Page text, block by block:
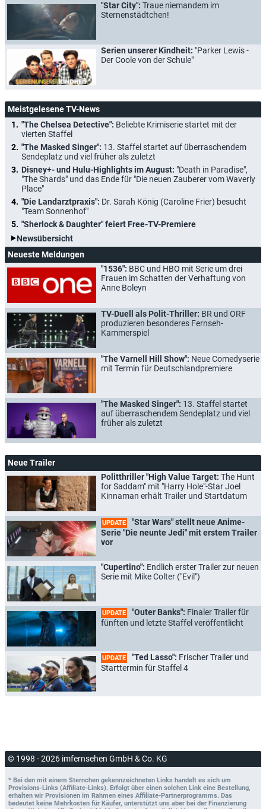
"Star City": Traue niemandem im
Sternenstädtchen!
Serien unserer Kindheit: "Parker Lewis -
Der Coole von der Schule"
Meistgelesene TV-News
"The Chelsea Detective": Beliebte Krimiserie startet mit der
vierten Staffel
"The Masked Singer": 13. Staffel startet auf überraschendem
Sendeplatz und viel früher als zuletzt
Disney+- und Hulu-Highlights im August: "Death in Paradise",
"The Shards" und das Ende für "Die neuen Zauberer vom Waverly
Place"
"Die Landarztpraxis": Dr. Sarah König (Caroline Frier) besucht
"Team Sonnenhof"
"Sherlock & Daughter" feiert Free-TV-Premiere
Newsübersicht
Neueste Meldungen
"1536": BBC und HBO mit Serie um drei
Frauen im Schatten der Verhaftung von
Anne Boleyn
TV-Duell als Polit-Thriller: BR und ORF
produzieren besonderes Fernseh-
Kammerspiel
"The Varnell Hill Show": Neue Comedyserie
mit Termin für Deutschlandpremiere
"The Masked Singer": 13. Staffel startet
auf überraschendem Sendeplatz und viel
früher als zuletzt
Neue Trailer
Politthriller "High Value Target: The Hunt
for Saddam" mit "Harry Hole"-Star Joel
Kinnaman erhält Trailer und Startdatum
UPDATE
"Star Wars" stellt neue Anime-
Serie "Die neunte Jedi" mit erstem Trailer
vor
"Cupertino": Endlich erster Trailer zur neuen
Serie mit Mike Colter ("Evil")
UPDATE "Outer Banks": Finaler Trailer für
fünften und letzte Staffel veröffentlicht
UPDATE "Ted Lasso": Frischer Trailer und
Starttermin für Staffel 4
© 1998 - 2026 imfernsehen GmbH & Co. KG
* Bei den mit einem Sternchen gekennzeichneten Links handelt es sich um
Provisions-Links (Affiliate-Links). Erfolgt über einen solchen Link eine Bestellung,
erhalten wir Provisionen im Rahmen eines Affiliate-Partnerprogramms. Das
bedeutet keine Mehrkosten für Käufer, unterstützt uns aber bei der Finanzierung